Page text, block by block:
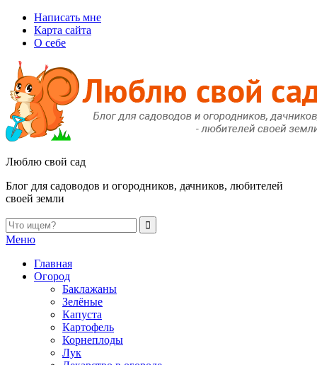
Написать мне
Карта сайта
О себе
Люблю свой сад
Блог для садоводов и огородников, дачников, любителей
своей земли
Меню
Главная
Огород
Баклажаны
Зелёные
Капуста
Картофель
Корнеплоды
Лук